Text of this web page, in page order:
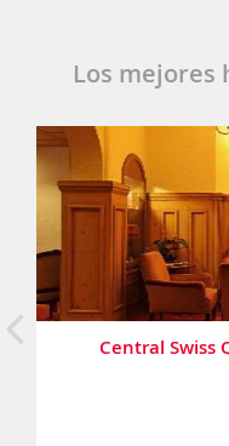
Los mejores
Central Swiss